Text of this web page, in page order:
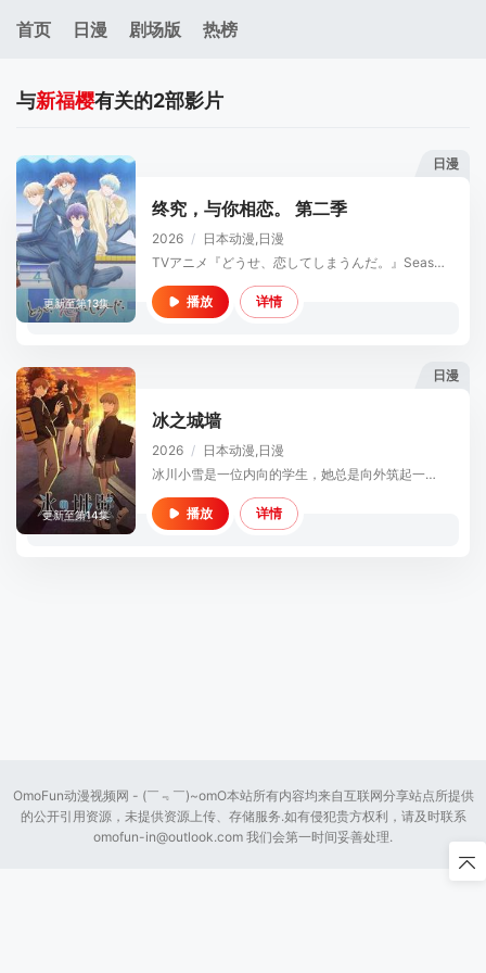
首页 日漫 剧场版 热榜
与新福樱有关的2部影片
日漫
更新至第13集
终究，与你相恋。 第二季
2026 / 日本动漫,日漫
TVアニメ『どうせ、恋してしまうんだ。』Season2の制作決定！
播放 详情
日漫
更新至第14集
冰之城墙
2026 / 日本动漫,日漫
冰川小雪是一位内向的学生，她总是向外筑起一道高高的心墙，只跟儿时好友安昙美姫互动。有一天，名叫雨宫凑的男孩，没来由地开始试图打进小雪的心房，扰乱了她平静的生活。 ...
播放 详情
OmoFun动漫视频网 - (￣﹃￣)~omO本站所有内容均来自互联网分享站点所提供
的公开引用资源，未提供资源上传、存储服务.如有侵犯贵方权利，请及时联系
omofun-in@outlook.com 我们会第一时间妥善处理.